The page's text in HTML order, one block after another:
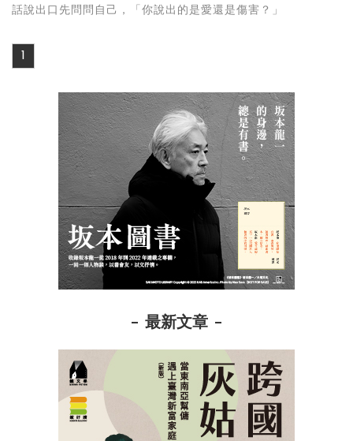
話說出口先問問自己，「你說出的是愛還是傷害？」
1
最新文章